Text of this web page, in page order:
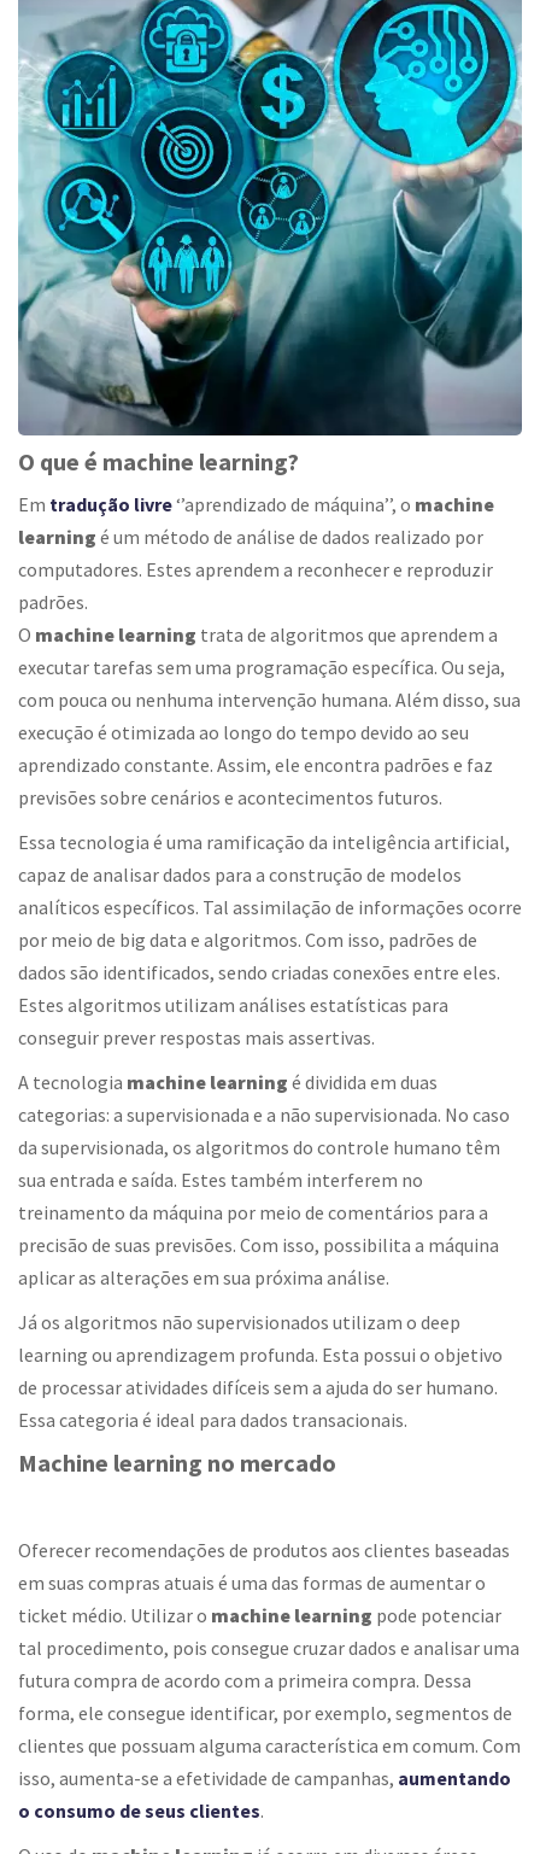
O que é machine learning?
Em tradução livre‘’aprendizado de máquina’’, o machine
learning é um método de análise de dados realizado por
computadores. Estes aprendem a reconhecer e reproduzir
padrões.
O machine learning trata de algoritmos que aprendem a
executar tarefas sem uma programação específica. Ou seja,
com pouca ou nenhuma intervenção humana. Além disso, sua
execução é otimizada ao longo do tempo devido ao seu
aprendizado constante. Assim, ele encontra padrões e faz
previsões sobre cenários e acontecimentos futuros.
Essa tecnologia é uma ramificação da inteligência artificial,
capaz de analisar dados para a construção de modelos
analíticos específicos. Tal assimilação de informações ocorre
por meio de big data e algoritmos. Com isso, padrões de
dados são identificados, sendo criadas conexões entre eles.
Estes algoritmos utilizam análises estatísticas para
conseguir prever respostas mais assertivas.
A tecnologia machine learning é dividida em duas
categorias: a supervisionada e a não supervisionada. No caso
da supervisionada, os algoritmos do controle humano têm
sua entrada e saída. Estes também interferem no
treinamento da máquina por meio de comentários para a
precisão de suas previsões. Com isso, possibilita a máquina
aplicar as alterações em sua próxima análise.
Já os algoritmos não supervisionados utilizam o deep
learning ou aprendizagem profunda. Esta possui o objetivo
de processar atividades difíceis sem a ajuda do ser humano.
Essa categoria é ideal para dados transacionais.
Machine learning no mercado
Oferecer recomendações de produtos aos clientes baseadas
em suas compras atuais é uma das formas de aumentar o
ticket médio. Utilizar o machine learning pode potenciar
tal procedimento, pois consegue cruzar dados e analisar uma
futura compra de acordo com a primeira compra. Dessa
forma, ele consegue identificar, por exemplo, segmentos de
clientes que possuam alguma característica em comum. Com
isso, aumenta-se a efetividade de campanhas, aumentando
o consumo de seus clientes.